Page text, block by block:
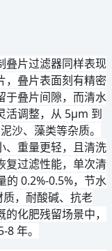
叠片过滤器同样表现
，叠片表面刻有精密
于叠片间隙，而清水
活调整，从 5μm 到
沙、藻类等杂质。
、重量更轻，且清洗
复过滤性能，单次清
的 0.2%-0.5%，节水
，耐酸碱、抗老
化肥残留场景中，
年。